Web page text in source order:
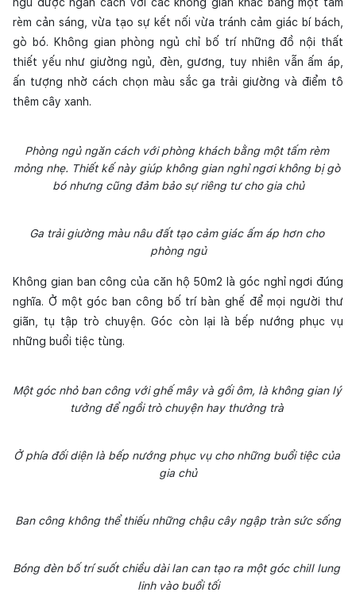
rèm cản sáng, vừa tạo sự kết nối vừa tránh cảm giác bí bách,
gò bó. Không gian phòng ngủ chỉ bố trí những đồ nội thất
thiết yếu như giường ngủ, đèn, gương, tuy nhiên vẫn ấm áp,
ấn tượng nhờ cách chọn màu sắc ga trải giường và điểm tô
thêm cây xanh.
Phòng ngủ ngăn cách với phòng khách bằng một tấm rèm
mỏng nhẹ. Thiết kế này giúp không gian nghỉ ngơi không bị gò
bó nhưng cũng đảm bảo sự riêng tư cho gia chủ
Ga trải giường màu nâu đất tạo cảm giác ấm áp hơn cho
phòng ngủ
Không gian ban công của căn hộ 50m2 là góc nghỉ ngơi đúng
nghĩa. Ở một góc ban công bố trí bàn ghế để mọi người thư
giãn, tụ tập trò chuyện. Góc còn lại là bếp nướng phục vụ
những buổi tiệc tùng.
Một góc nhỏ ban công với ghế mây và gối ôm, là không gian lý
tưởng để ngồi trò chuyện hay thưởng trà
Ở phía đối diện là bếp nướng phục vụ cho những buổi tiệc của
gia chủ
Ban công không thể thiếu những chậu cây ngập tràn sức sống
Bóng đèn bố trí suốt chiều dài lan can tạo ra một góc chill lung
linh vào buổi tối